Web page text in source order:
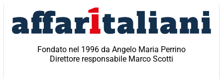
contenuto
Fondato nel 1996 da Angelo Maria Perrino
Direttore responsabile Marco Scotti